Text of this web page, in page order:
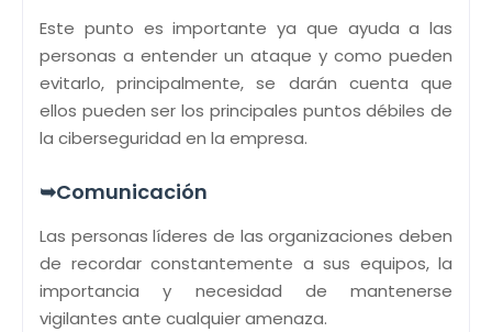
Este punto es importante ya que ayuda a las
personas a entender un ataque y como pueden
evitarlo, principalmente, se darán cuenta que
ellos pueden ser los principales puntos débiles de
la ciberseguridad en la empresa.
➥Comunicación
Las personas líderes de las organizaciones deben
de recordar constantemente a sus equipos, la
importancia y necesidad de mantenerse
vigilantes ante cualquier amenaza.